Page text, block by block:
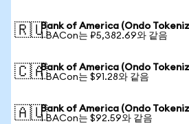
🇷🇺Bank of America (Ondo
1 BACon는 ₽5,382.69와 같음
🇨🇦Bank of America (Ondo
1 BACon는 $91.28와 같음
🇦🇺Bank of America (Ondo
1 BACon는 $92.59와 같음